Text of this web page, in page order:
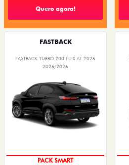
Quero agora!
FASTBACK
FASTBACK TURBO 200 FLEX AT 2026
2026/2026
PACK SMART